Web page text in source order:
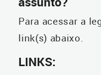
Para acessar a
link(s) abaixo.
LINKS: